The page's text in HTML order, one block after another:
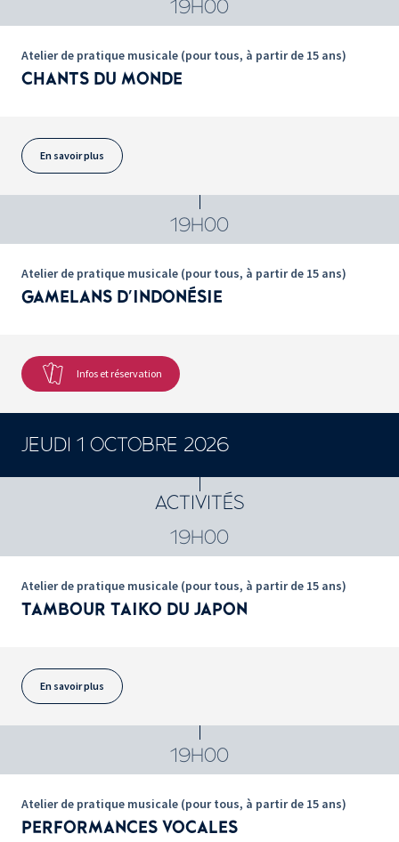
19H00
Atelier de pratique musicale (pour tous, à partir de 15 ans)
CHANTS DU MONDE
En savoir plus
19H00
Atelier de pratique musicale (pour tous, à partir de 15 ans)
GAMELANS D'INDONÉSIE
Infos et réservation
JEUDI 1 OCTOBRE 2026
ACTIVITÉS
19H00
Atelier de pratique musicale (pour tous, à partir de 15 ans)
TAMBOUR TAIKO DU JAPON
En savoir plus
19H00
Atelier de pratique musicale (pour tous, à partir de 15 ans)
PERFORMANCES VOCALES